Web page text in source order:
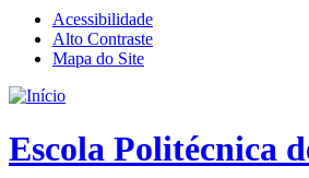
Acessibilidade
Alto Contraste
Mapa do Site
Escola Politécnica